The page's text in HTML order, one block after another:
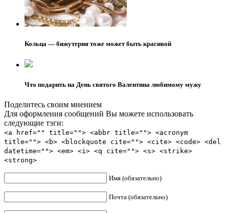
Кольца — бижутерия тоже может быть красивой
Что подарить на День святого Валентина любимому мужу
Поделитесь своим мнением
Для оформления сообщений Вы можете использовать
следующие тэги:
<a href="" title=""> <abbr title=""> <acronym
title=""> <b> <blockquote cite=""> <cite> <code> <del
datetime=""> <em> <i> <q cite=""> <s> <strike>
<strong>
Имя (обязательно)
Почта (обязательно)